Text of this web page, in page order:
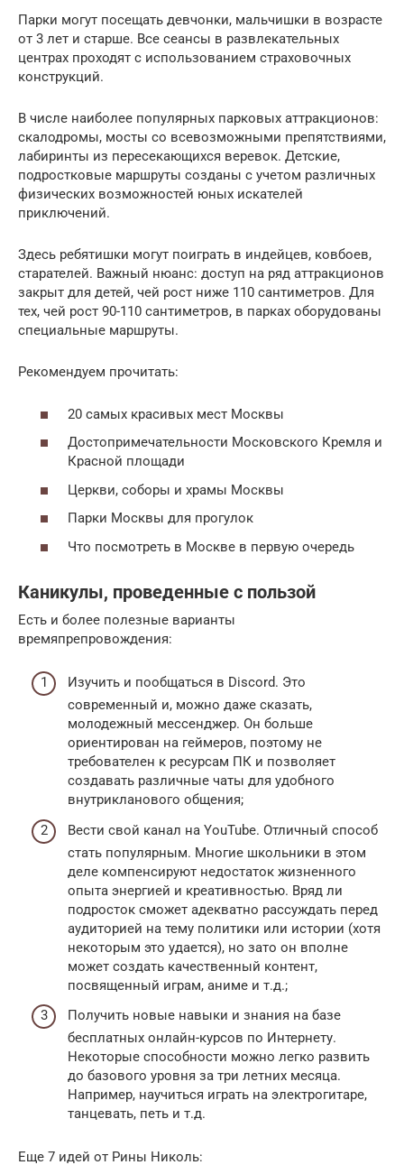
Парки могут посещать девчонки, мальчишки в возрасте
от 3 лет и старше. Все сеансы в развлекательных
центрах проходят с использованием страховочных
конструкций.
В числе наиболее популярных парковых аттракционов:
скалодромы, мосты со всевозможными препятствиями,
лабиринты из пересекающихся веревок. Детские,
подростковые маршруты созданы с учетом различных
физических возможностей юных искателей
приключений.
Здесь ребятишки могут поиграть в индейцев, ковбоев,
старателей. Важный нюанс: доступ на ряд аттракционов
закрыт для детей, чей рост ниже 110 сантиметров. Для
тех, чей рост 90-110 сантиметров, в парках оборудованы
специальные маршруты.
Рекомендуем прочитать:
20 самых красивых мест Москвы
Достопримечательности Московского Кремля и
Красной площади
Церкви, соборы и храмы Москвы
Парки Москвы для прогулок
Что посмотреть в Москве в первую очередь
Каникулы, проведенные с пользой
Есть и более полезные варианты
времяпрепровождения:
Изучить и пообщаться в Discord. Это
современный и, можно даже сказать,
молодежный мессенджер. Он больше
ориентирован на геймеров, поэтому не
требователен к ресурсам ПК и позволяет
создавать различные чаты для удобного
внутрикланового общения;
Вести свой канал на YouTube. Отличный способ
стать популярным. Многие школьники в этом
деле компенсируют недостаток жизненного
опыта энергией и креативностью. Вряд ли
подросток сможет адекватно рассуждать перед
аудиторией на тему политики или истории (хотя
некоторым это удается), но зато он вполне
может создать качественный контент,
посвященный играм, аниме и т.д.;
Получить новые навыки и знания на базе
бесплатных онлайн-курсов по Интернету.
Некоторые способности можно легко развить
до базового уровня за три летних месяца.
Например, научиться играть на электрогитаре,
танцевать, петь и т.д.
Еще 7 идей от Рины Николь: